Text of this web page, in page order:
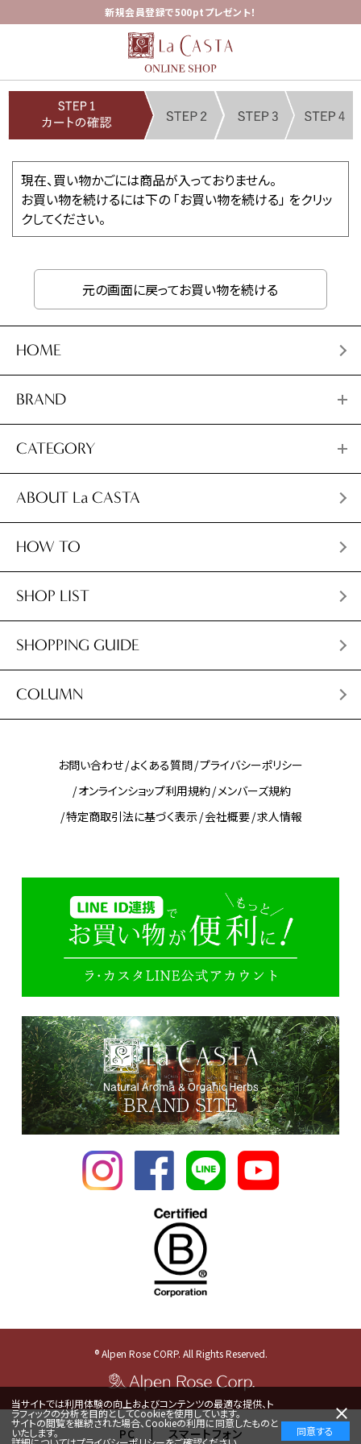
新規会員登録で500ptプレゼント！
現在、買い物かごには商品が入っておりません。
お買い物を続けるには下の 「お買い物を続ける」 をクリッ
クしてください。
元の画面に戻ってお買い物を続ける
HOME
BRAND
CATEGORY
ABOUT La CASTA
HOW TO
SHOP LIST
SHOPPING GUIDE
COLUMN
お問い合わせ よくある質問 プライバシーポリシー
オンラインショップ利用規約 メンバーズ規約
特定商取引法に基づく表示 会社概要 求人情報
® Alpen Rose CORP. All Rights Reserved.
PC スマートフォン
当サイトでは利用体験の向上およびコンテンツの最適な提供、ト
ラフィックの分析を目的としてCookieを使用しています。
サイトの閲覧を継続された場合、Cookieの利用に同意したものと
いたします。 同意する